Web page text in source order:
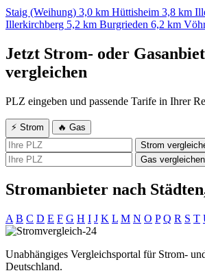
Staig (Weihung) 3,0 km Hüttisheim 3,8 km
Illerkirchberg 5,2 km Burgrieden 6,2 km
Jetzt Strom- oder
vergleichen
PLZ eingeben und passende Tarife in Ihrer
⚡ Strom
🔥 Gas
Strom
Gas vergleichen
Stromanbieter nach
A B C D E F G H I J K L M N O P Q R S T
Unabhängiges Vergleichsportal für Strom-
Deutschland.